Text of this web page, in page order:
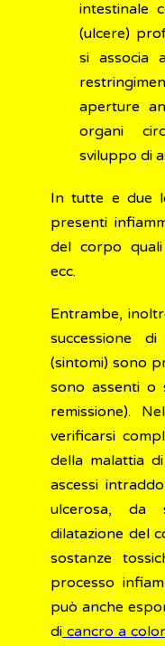
intestinale
(ulcere)
si associa
aperture
organi
sviluppo di
In tutte e due
presenti
del corpo quali
ecc.
Entrambe,
successione
(sintomi) sono
sono assenti o
remissione).
verificarsi
della malattia
ascessi
ulcerosa, da
dilatazione del
sostanze
processo
può anche
di cancro a